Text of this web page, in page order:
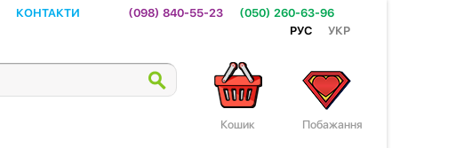
Контакти (098) 840-55-23
(050) 260-63-96
Рус
Укр
Побажання
Кошик